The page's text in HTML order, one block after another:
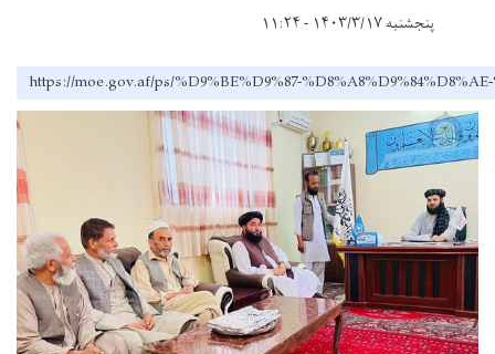
پنجشنبه ۱۴۰۳/۳/۱۷ - ۱۱:۲۴
https://moe.gov.af/ps/%D9%BE%D9%87-